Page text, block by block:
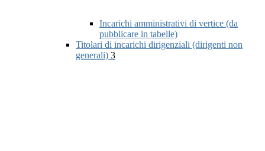
Incarichi amministrativi di vertice (da
pubblicare in tabelle)
Titolari di incarichi dirigenziali (dirigenti non
generali) 3